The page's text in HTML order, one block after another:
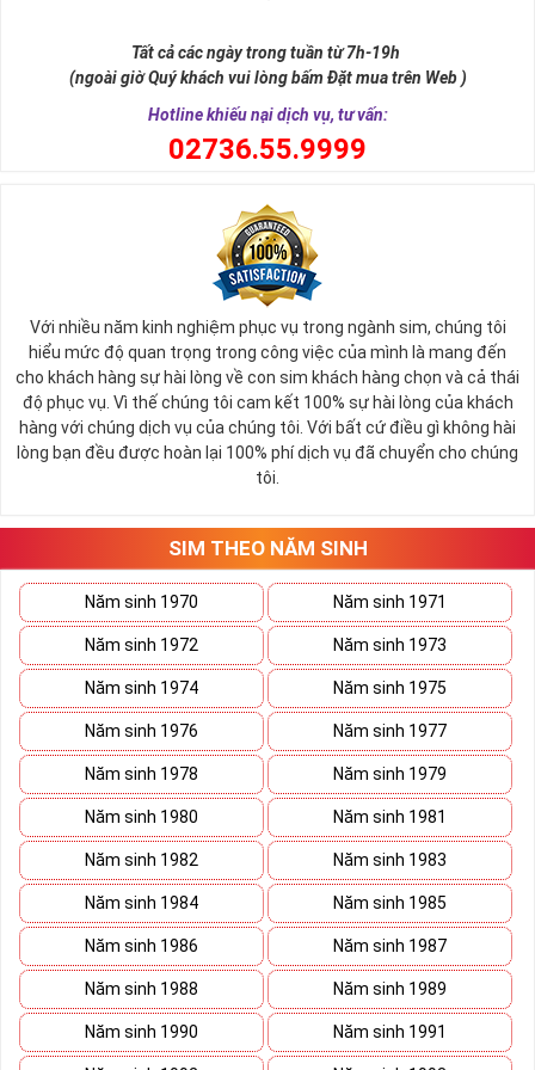
hồng mao. Bởi đây là con số đẹp nhất, quyền quý nhất trong tất cả
các số còn lại nó đại diện cho quyền lực, sức mạnh, sự kiêu hãnh
Sim Lục Quý 9 có ý nghĩa gì?
đạt, người có vị thế khẳng định tên tuổi, uy tín của mình trên
thương trường. Sở hữu sim số đẹp lục quý, sim lục quý 9 nói chung
sẽ giúp bạn xây dựng thương hiệu, tạo ấn tượng với đối tác kinh
doanh biến nó thành vũ khí sắc bén đánh bại mọi đối thủ cạnh
tranh trên bàn đàm phán.
Ý nghĩa Sim Lục Quý 9 được coi biểu trưng cho sức mạnh và quyền
lực của bậc đế vương. Việc kết hợp 6 con số 9 lại thành bộ lục quý
sẽ giúp chosim số đẹpgiàu ý nghĩa phong thủy thể hiện đẳng cấp,
địa vị và tiền tài.
Theo phong thủy đây còn là số sim kích tài, chiêu lộc đem đến
cuộc sống giàu sang phú quý cho mọi người. Bên cạnh đó số sim
còn là bùa hộ mệnh xua đuổi tà khí, vận hạn giúp cuộc sống bạn
luôn bình an và hạnh phúc.
Tại sao nên sở hữu Sim Lục Quý 9?
Tất cả các ngày trong tuần từ 7h-19h
(ngoài giờ Quý khách vui lòng bấm Đặt mua trên Web )
Hotline khiếu nại dịch vụ, tư vấn:
02736.55.9999
Với nhiều năm kinh nghiệm phục vụ trong ngành sim, chúng tôi
hiểu mức độ quan trọng trong công việc của mình là mang đến
cho khách hàng sự hài lòng về con sim khách hàng chọn và cả thái
độ phục vụ. Vì thế chúng tôi cam kết 100% sự hài lòng của khách
hàng với chúng dịch vụ của chúng tôi. Với bất cứ điều gì không hài
lòng bạn đều được hoàn lại 100% phí dịch vụ đã chuyển cho chúng
tôi.
SIM THEO NĂM SINH
Năm sinh 1970 Năm sinh 1971
Năm sinh 1972 Năm sinh 1973
Năm sinh 1974 Năm sinh 1975
Năm sinh 1976 Năm sinh 1977
Năm sinh 1978 Năm sinh 1979
Năm sinh 1980 Năm sinh 1981
Năm sinh 1982 Năm sinh 1983
Năm sinh 1984 Năm sinh 1985
Năm sinh 1986 Năm sinh 1987
Năm sinh 1988 Năm sinh 1989
Năm sinh 1990 Năm sinh 1991